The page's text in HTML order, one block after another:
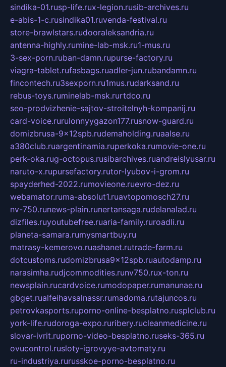
sindika-01.rusp-life.rux-legion.rusib-archives.ru
e-abis-1-c.rusindika01.ruvenda-festival.ru
store-brawlstars.rudooraleksandria.ru
antenna-highly.rumine-lab-msk.ru1-mus.ru
3-sex-porn.ruban-damn.rupurse-factory.ru
viagra-tablet.rufasbags.ruadler-jun.rubandamn.ru
fincontech.ru3sexporn.ru1mus.rudarksand.ru
rebus-toys.ruminelab-msk.rurtdco.ru
seo-prodvizhenie-sajtov-stroitelnyh-kompanij.ru
card-voice.rurulonnyygazon177.rusnow-guard.ru
domizbrusa-9x12spb.rudemaholding.ruaalse.ru
a380club.ruargentinamia.ruperkoka.rumovie-one.ru
perk-oka.rug-octopus.rusibarchives.ruandreislyusar.ru
naruto-x.rupursefactory.rutor-lyubov-i-grom.ru
spayderhed-2022.rumovieone.ruevro-dez.ru
webamator.ruma-absolut1.ruavtopomosch27.ru
nv-750.runews-plain.runertansaga.rudelanalad.ru
dizfiles.ruyoutubefree.ruaria-family.ruroadli.ru
planeta-samara.rumysmartbuy.ru
matrasy-kemerovo.ruashanet.rutrade-farm.ru
dotcustoms.rudomizbrusa9x12spb.ruautodamp.ru
narasimha.rudjcommodities.runv750.rux-ton.ru
newsplain.rucardvoice.rumodopaper.rumanunae.ru
gbget.rualfeihavsalnassr.rumadoma.rutajuncos.ru
petrovkasports.ruporno-online-besplatno.rusplclub.ru
york-life.rudoroga-expo.ruribery.rucleanmedicine.ru
slovar-ivrit.ruporno-video-besplatno.ruseks-365.ru
ovucontrol.rusloty-igrovyye-avtomaty.ru
ru-industriya.rurusskoe-porno-besplatno.ru